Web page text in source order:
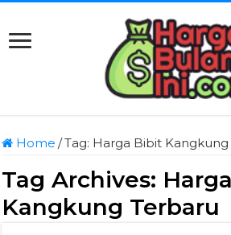
Home /Tag: Harga Bibit Kangkung
Tag Archives:
Kangkung Terbaru